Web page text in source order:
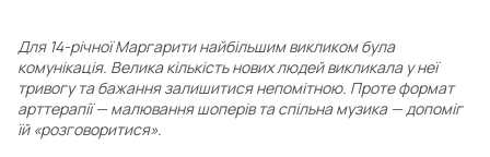
Для 14-річної Маргарити найбільшим викликом була
комунікація. Велика кількість нових людей викликала у неї
тривогу та бажання залишитися непомітною. Проте формат
арттерапії — малювання шоперів та спільна музика — допоміг
їй «розговоритися».